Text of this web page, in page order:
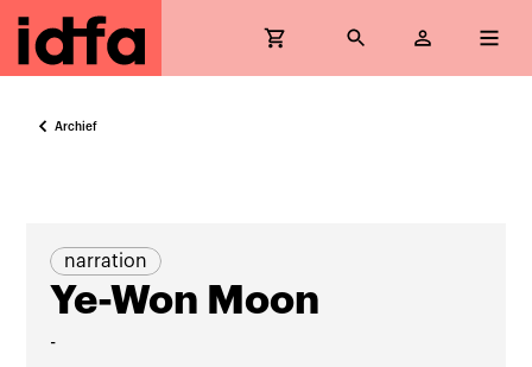
Archief
narration
Ye-Won Moon
-